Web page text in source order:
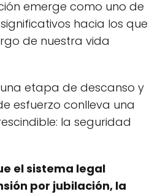
emerge como uno de
hacia los que
de nuestra vida
etapa de descanso y
esfuerzo conlleva una
la seguridad
el sistema legal
por jubilación, la